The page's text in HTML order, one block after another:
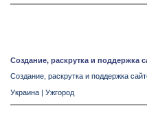
Создание, раскрутка и поддержка
Создание, раскрутка и поддержка
Украина | Ужгород